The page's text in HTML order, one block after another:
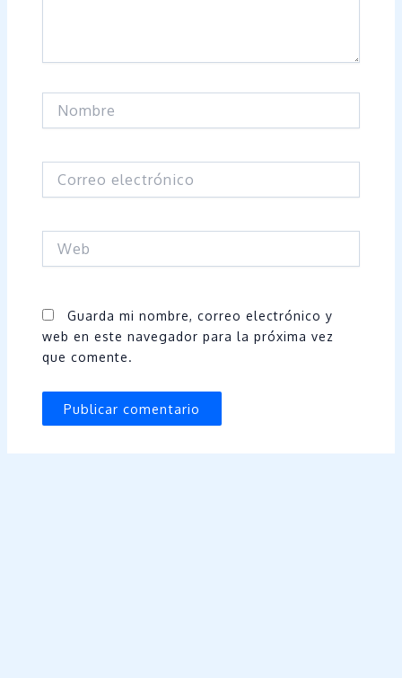
electrónico
Guarda mi nombre, correo electrónico y
web en este navegador para la próxima vez
que comente.